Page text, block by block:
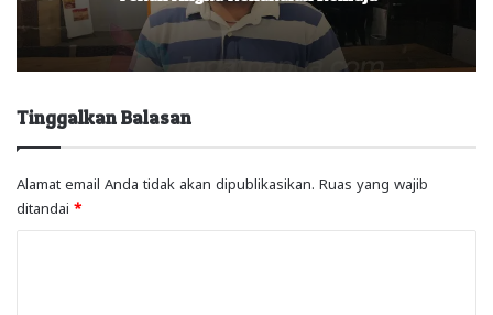
Tinggalkan Balasan
Alamat email Anda tidak akan dipublikasikan. Ruas yang wajib
ditandai *